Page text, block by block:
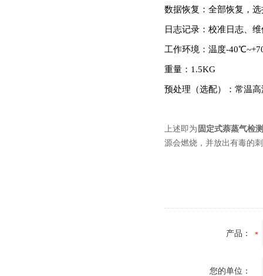
数据恢复：全部恢复，
日志记录：校准日志、
工作环境：温度-40℃
重量： 1.5KG
预处理（选配）：常温
上述即为 固定式萘蒸气检
源会燃烧，并放出有毒的
产品：
您的单位：